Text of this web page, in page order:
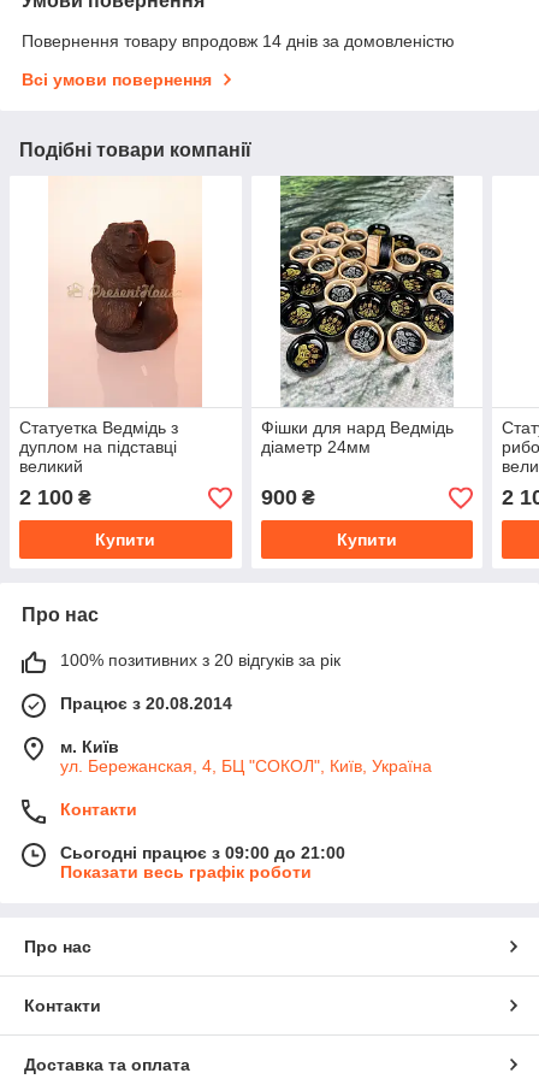
Повернення товару впродовж 14 днів за домовленістю
Всі умови повернення
Подібні товари компанії
Статуетка Ведмідь з
дуплом на підставці
великий
2 100 ₴
Купити
Фішки для нард Ведмідь
діаметр 24мм
900₴
Купити
2
Про нас
100% позитивних з 20 відгуків за рік
Працює з 20.08.2014
м. Київ
ул. Бережанская, 4, БЦ "СОКОЛ", Київ, Україна
Контакти
Сьогодні працює з 09:00 до 21:00
Показати весь графік роботи
Про нас
Контакти
Доставка та оплата